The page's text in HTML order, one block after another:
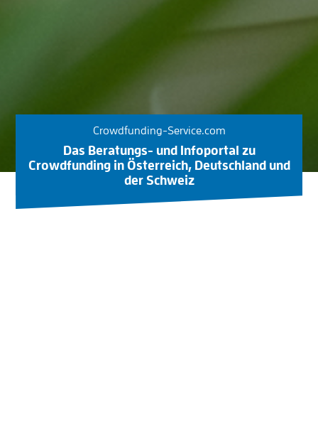
Crowdfunding-Service.com
Das Beratungs- und Infoportal zu
Crowdfunding in Österreich, Deutschland und
der Schweiz